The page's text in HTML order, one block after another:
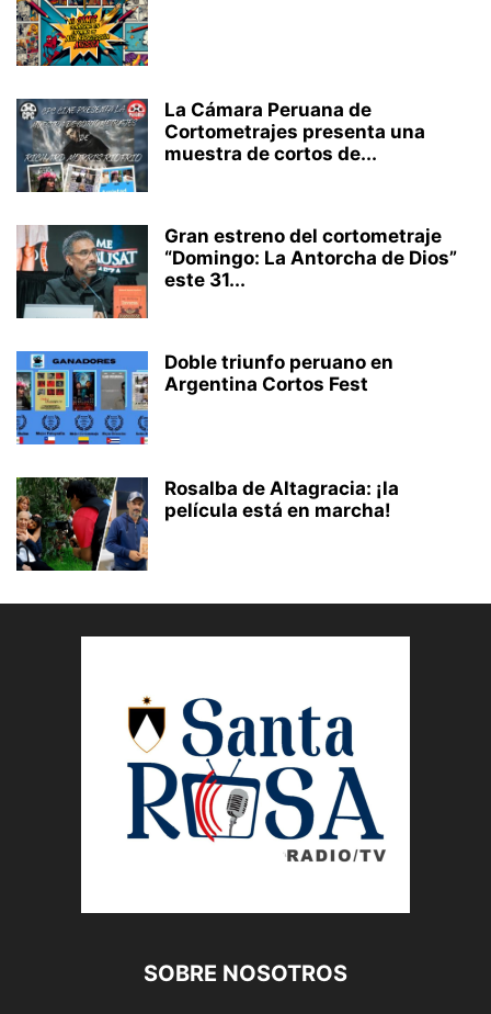
La Cámara Peruana de
Cortometrajes presenta una
muestra de cortos de...
Gran estreno del cortometraje
“Domingo: La Antorcha de Dios”
este 31...
Doble triunfo peruano en
Argentina Cortos Fest
Rosalba de Altagracia: ¡la
película está en marcha!
SOBRE NOSOTROS